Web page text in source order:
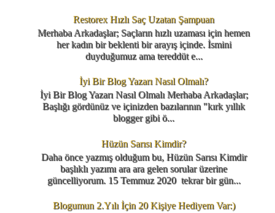
Restorex Hızlı Saç Uzatan Şampuan
Merhaba Arkadaşlar; Saçların hızlı uzaması için hemen
her kadın bir beklenti bir arayış içinde. İsmini
duyduğumuz ama tereddüt e...
İyi Bir Blog Yazarı Nasıl Olmalı?
İyi Bir Blog Yazarı Nasıl Olmalı Merhaba Arkadaşlar;
Başlığı gördünüz ve içinizden bazılarının "kırk yıllık
blogger gibi ö...
Hüzün Sarısı Kimdir?
Daha önce yazmış olduğum bu, Hüzün Sarısı Kimdir
başlıklı yazımı ara ara gelen sorular üzerine
güncelliyorum. 15 Temmuz 2020 tekrar bir gün...
Blogumun 2.Yılı İçin 20 Kişiye Hediyem Var:)